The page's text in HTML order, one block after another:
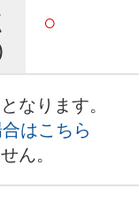
○
なります。
はこちら
ん。